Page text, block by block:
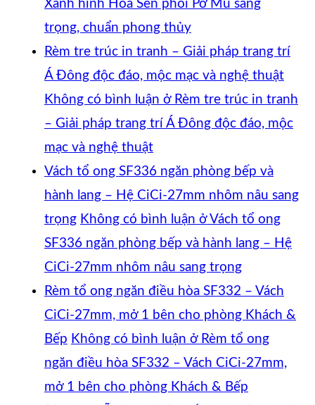
Xanh hình Hoa Sen phối Pơ Mu sang
trọng, chuẩn phong thủy
Rèm tre trúc in tranh – Giải pháp trang trí
Á Đông độc đáo, mộc mạc và nghệ thuật
Không có bình luận ở Rèm tre trúc in tranh
– Giải pháp trang trí Á Đông độc đáo, mộc
mạc và nghệ thuật
Vách tổ ong SF336 ngăn phòng bếp và
hành lang – Hệ CiCi-27mm nhôm nâu sang
trọng Không có bình luận ở Vách tổ ong
SF336 ngăn phòng bếp và hành lang – Hệ
CiCi-27mm nhôm nâu sang trọng
Rèm tổ ong ngăn điều hòa SF332 – Vách
CiCi-27mm, mở 1 bên cho phòng Khách &
Bếp Không có bình luận ở Rèm tổ ong
ngăn điều hòa SF332 – Vách CiCi-27mm,
mở 1 bên cho phòng Khách & Bếp